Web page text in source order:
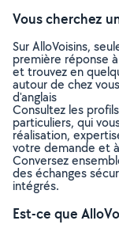
Vous cherchez
Sur AlloVoisins,
première réponse
et trouvez en
autour de chez
d'anglais
Consultez les
particuliers, qui
réalisation,
votre demande et
Conversez
des échanges
intégrés.
Est-ce que